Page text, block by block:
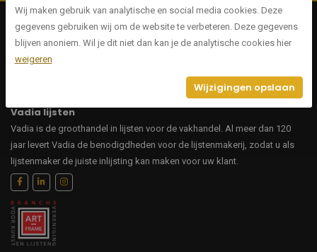
Menu
Producten
Vadia lijsten
Vadia is de groothandel in lijsten voor de vakhandel. Al meer dan 120
jaar levert Vadia de benodigdheden voor de lijstenmakerij, zodat u als
lijstenmaker de juiste inlijsting kan maken voor uw klant.
Wij maken gebruik van analytische en social media cookies. Deze
gegevens gebruiken wij om de website te verbeteren. Deze gegevens
blijven anoniem. Wil je dit niet dan kan je de analytische cookies hier
weigeren
Wijzigingen opslaan